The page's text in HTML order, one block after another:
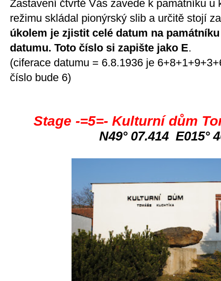
Zastavení čtvrté Vás zavede k památníku u
režimu skládal pionýrský slib a určitě stojí
úkolem je zjistit celé datum na
datumu. Toto číslo si zapište jako E.
(ciferace datumu = 6.8.1936 je
číslo bude 6)
Stage -=5=- Kulturní dům
N49° 07.414 E015°